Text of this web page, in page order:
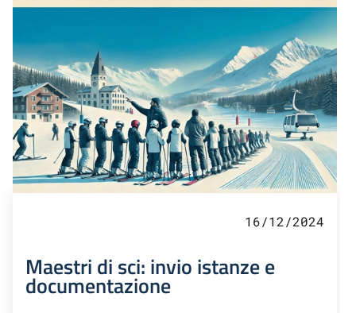
16/12/2024
Maestri di sci: invio istanze e
documentazione